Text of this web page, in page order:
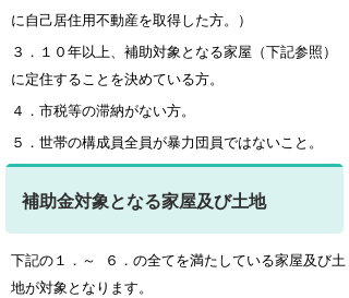
に自己居住用不動産を取得した方。）
３．１０年以上、補助対象となる家屋（下記参照）
に定住することを決めている方。
４．市税等の滞納がない方。
５．世帯の構成員全員が暴力団員ではないこと。
補助金対象となる家屋及び土地
下記の１．～ ６．の全てを満たしている家屋及び土
地が対象となります。